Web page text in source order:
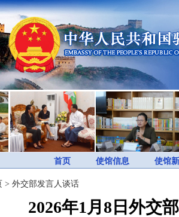
首页 使馆信息 使馆
> 外交部发言人谈话
2026年1月8日外交